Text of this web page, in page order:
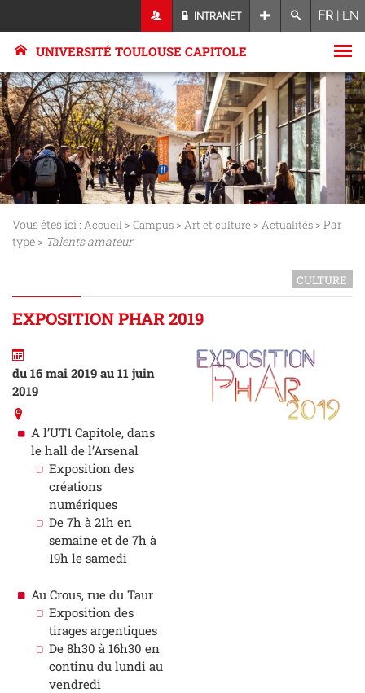
INTRANET FR | EN
UNIVERSITÉ TOULOUSE CAPITOLE
Vous êtes ici : Accueil >Campus >Art et culture >Actualités > Par
type > Talents amateur
CULTURE
EXPOSITION PHAR 2019
du 16 mai 2019 au 11 juin
2019
A l’UT1 Capitole, dans
le hall de l’Arsenal
Exposition des
créations
numériques
De 7h à 21h en
semaine et de 7h à
19h le samedi
Au Crous, rue du Taur
Exposition des
tirages argentiques
De 8h30 à 16h30 en
continu du lundi au
vendredi